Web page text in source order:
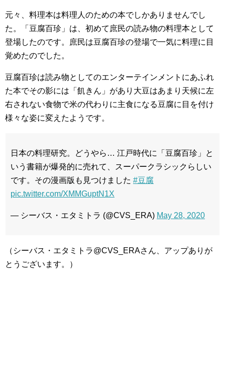
元々、料理本は料理人のための本でしかありませんでし
た。「豆腐百珍」は、初めて庶民の読み物の料理本として
登場したのです。庶民は豆腐百珍の登場で一気に料理に目
覚めたのでした。
豆腐百珍は読み物としてのエンターテインメントにあふれ
た本でその影には「飢きん」があり大豆はあまり天候に左
右されない食物で米の代わりに主食になる豆腐に目を付け
様々な姿に変えたようです。
日本の料理研究。どうやら… 江戸時代に「豆腐百珍」と
いう書籍が爆発的に売れて、スーパークラシックらしい
です。その漫画版も見つけました #豆腐
pic.twitter.com/XMMGuptN1X
— シーバス・エタミトラ (@CVS_ERA) May 28, 2020
（シーバス・エタミトラ@CVS_ERAさん、アップありが
とうございます。）